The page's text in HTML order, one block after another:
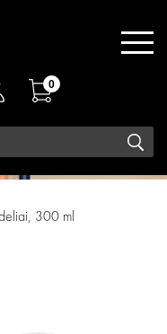
0
300 ml